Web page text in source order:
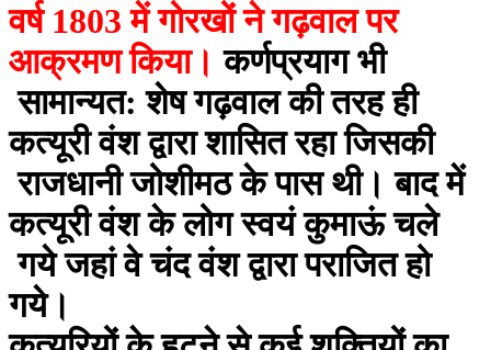
वर्ष 1803 में गोरखों ने गढ़वाल पर
आक्रमण किया।कर्णप्रयाग भी
सामान्यत: शेष गढ़वाल की तरह ही
कत्यूरी वंश द्वारा शासित रहा जिसकी
राजधानी जोशीमठ के पास थी। बाद में
कत्यूरी वंश के लोग स्वयं कुमाऊं चले
गये जहां वे चंद वंश द्वारा पराजित हो
गये।